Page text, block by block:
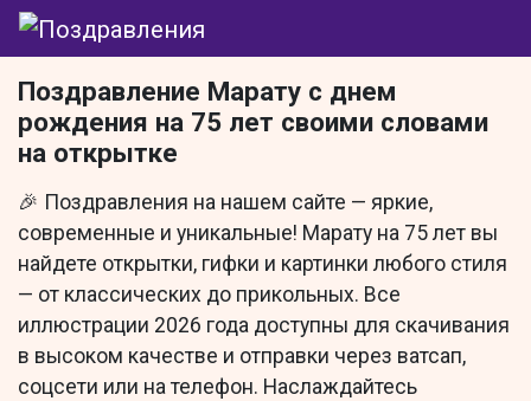
Поздравление Марату с днем
рождения на 75 лет своими словами
на открытке
🎉 Поздравления на нашем сайте — яркие,
современные и уникальные! Марату на 75 лет вы
найдете открытки, гифки и картинки любого стиля
— от классических до прикольных. Все
иллюстрации 2026 года доступны для скачивания
в высоком качестве и отправки через ватсап,
соцсети или на телефон. Наслаждайтесь